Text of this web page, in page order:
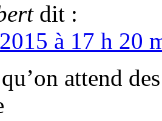
dit :
à 17 h 20
attend